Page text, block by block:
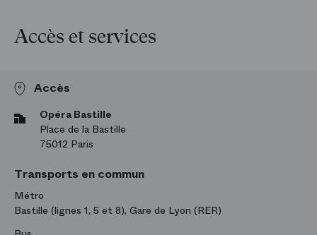
Accès et services
Accès
Opéra Bastille
Place de la Bastille
75012 Paris
Transports en commun
Métro
Bastille (lignes 1, 5 et 8), Gare de Lyon (RER)